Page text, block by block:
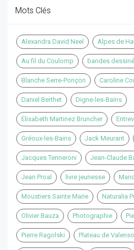
Mots Clés
Alexandra David Neel Alpes de
Au fil du Coulomp bandes
Blanche Serre-Ponçon Caroline
Daniel Berthet Digne-les-Bains
Elisabeth Martinez Bruncher
Gréoux-les-Bains Jack Meurant
Jacques Tenneroni Jean-Claude
Jean Proal livre jeunesse
Moustiers Sainte Marie Naturalia
Olivier Bauza Photographie
Pierre Ragolski Plateau de